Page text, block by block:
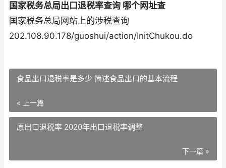
国家税务总局出口退税率查询 哪个网址查
国家税务总局网站上的涉税查询
202.108.90.178/guoshui/action/InitChukou.do
食品出口退税率是多少 简述食品出口的基本流程
« 上一篇
原出口退税率 2020年出口退税率调整
下一篇 »